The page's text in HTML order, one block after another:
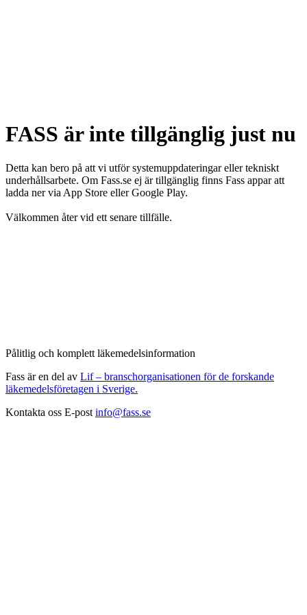
FASS är inte tillgänglig just nu
Detta kan bero på att vi utför systemuppdateringar eller tekniskt
underhållsarbete. Om Fass.se ej är tillgänglig finns Fass appar att
ladda ner via App Store eller Google Play.
Välkommen åter vid ett senare tillfälle.
Pålitlig och komplett läkemedelsinformation
Fass är en del av Lif – branschorganisationen för de forskande
läkemedelsföretagen i Sverige.
Kontakta oss E-post info@fass.se